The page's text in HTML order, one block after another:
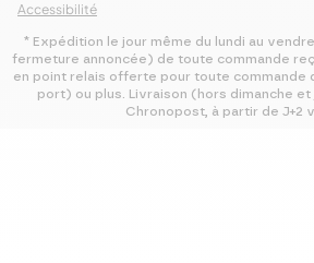
Accessibilité
* Expédition le jour même du lundi au
fermeture annoncée) de toute commande
en point relais offerte pour toute commande
port) ou plus. Livraison (hors dimanche et
Chronopost, à partir de J+2